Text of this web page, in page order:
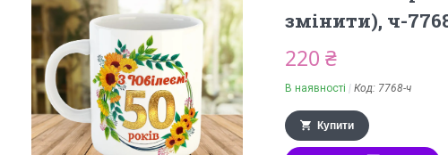
змінити), ч-
220 ₴
В наявності Код: 7768-ч
Купити